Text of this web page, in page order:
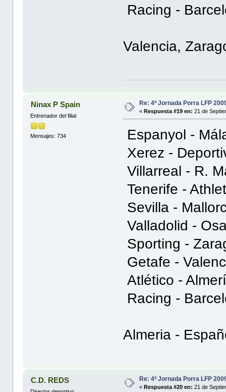
Racing -
Valencia,
Ninax P Spain
Entrenador del filial
Mensajes: 734
Re: 4ª Jornada Porra LFP
«Respuesta #19 en: 21 de
Espanyol -
Xerez -
Villarreal - R.
Tenerife -
Sevilla -
Valladolid -
Sporting -
Getafe -
Atlético -
Racing -
Almeria -
C.D. REDS Re: 4ª Jornada Porra LFP
«Respuesta #20 en: 21 de